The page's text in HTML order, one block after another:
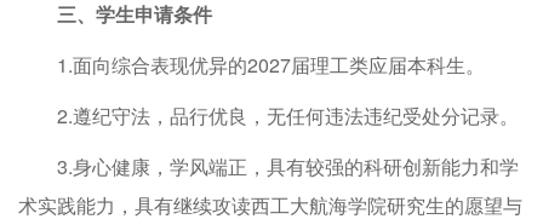
三、学生申请条件
1.面向综合表现优异的2027届理工类应届本科生。
2.遵纪守法，品行优良，无任何违法违纪受处分记录。
3.身心健康，学风端正，具有较强的科研创新能力和学
术实践能力，具有继续攻读西工大航海学院研究生的愿望与